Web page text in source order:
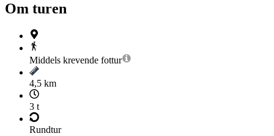
Om turen
Middels krevende fottur
4,5 km
3 t
Rundtur